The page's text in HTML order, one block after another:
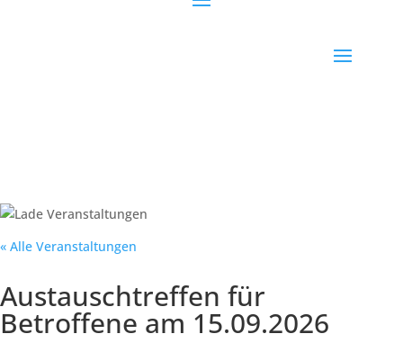
« Alle Veranstaltungen
Austauschtreffen für
Betroffene am 15.09.2026